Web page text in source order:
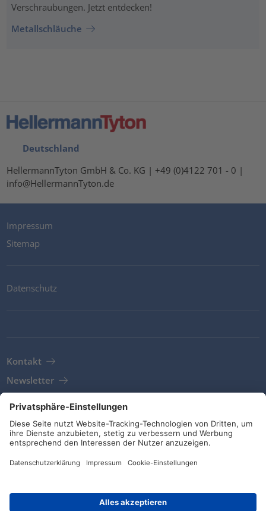
Verschraubungen. Jetzt entdecken!
Metallschläuche
Deutschland
HellermannTyton GmbH & Co. KG | +49 (0)4122 701 - 0 |
info@HellermannTyton.de
Impressum
Sitemap
Datenschutz
Kontakt
Newsletter
AGB
Richtlinien und Bekentnisse
Soziale Medien